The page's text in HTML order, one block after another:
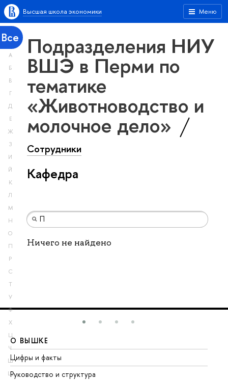
Меню
Высшая школа экономики
Все
А
Б
В
Г
Д
Е
Ж
З
И
Й
К
Л
М
Н
О
П
Р
С
Т
У
Ф
Х
Ц
Ч
Ш
Щ
Подразделения НИУ
ВШЭ в Перми по
тематике
«Животноводство и
молочное дело»
Сотрудники
Кафедра
Ничего не найдено
О ВЫШКЕ
Цифры и факты
Руководство и структура